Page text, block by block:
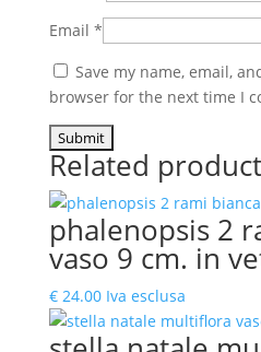
Email *
Save my name, email,
browser for the next time I
Related
phalenopsis 2
vaso 9 cm. in
€24.00 Iva esclusa